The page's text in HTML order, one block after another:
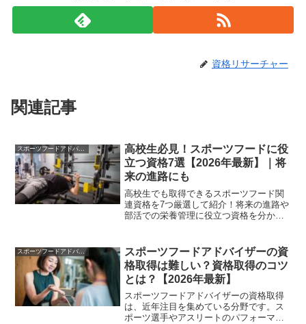
資格リサーチャー
関連記事
スポーツフードアドバイザー
高校生必見！スポーツフードに役
立つ資格7選【2026年最新】｜将
来の進路にも
高校生でも取得できるスポーツフード関
連資格を7つ厳選して紹介！将来の進路や
部活での栄養管理に役立つ資格を分かり
スポーツフードアドバイザーの資
格取得は難しい？資格取得のコツ
とは？【2026年最新】
スポーツフードアドバイザーの資格取得
は、近年注目を集めている分野です。ス
ポーツ選手やアスリートのパフォーマン